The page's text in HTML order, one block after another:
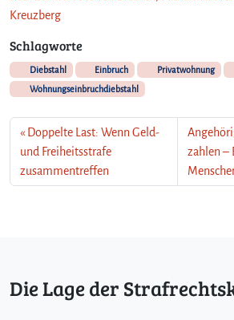
Kreuzberg
Schlagworte
Diebstahl Einbruch Privatwohnung
Wohnungseinbruchdiebstahl
Doppelte Last: Wenn Geld-
und Freiheitsstrafe
zusammentreffen
zahlen –
Die Lage der